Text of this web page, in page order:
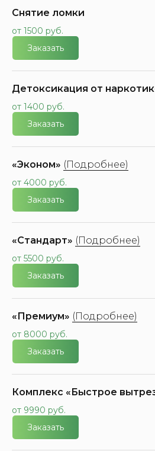
Снятие ломки
от 1500 руб.
Заказать
Детоксикация от
от 1400 руб.
Заказать
«Эконом» (Подробнее)
от 4000 руб.
Заказать
«Стандарт» (Подробнее)
от 5500 руб.
Заказать
«Премиум» (Подробнее)
от 8000 руб.
Заказать
Комплекс «Быстрое
от 9990 руб.
Заказать